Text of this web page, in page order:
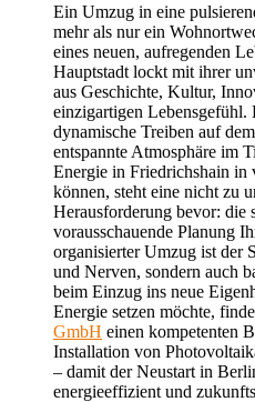
Ein Umzug in eine
mehr als nur ein
eines neuen, aufregenden
Hauptstadt lockt mit ihrer
aus Geschichte, Kultur,
einzigartigen Lebensgefühl.
dynamische Treiben auf
entspannte Atmosphäre im
Energie in Friedrichshain in
können, steht eine nicht zu
Herausforderung bevor: die
vorausschauende Planung
organisierter Umzug ist der
und Nerven, sondern auch
beim Einzug ins neue
Energie setzen möchte,
GmbH einen kompetenten
Installation von
– damit der Neustart in
energieeffizient und